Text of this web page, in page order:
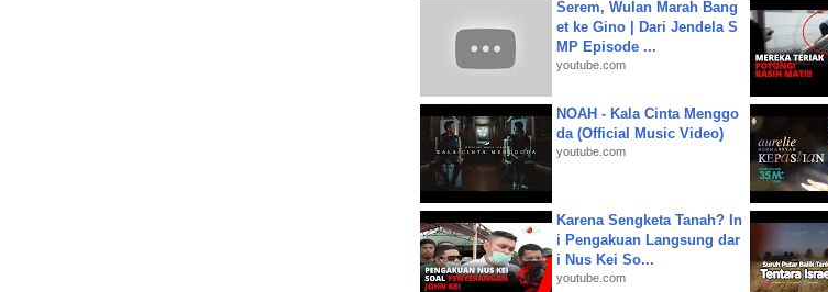
Serem, Wulan Marah Bang
et ke Gino | Dari Jendela S
MP Episode ...
youtube.com
NOAH - Kala Cinta Menggo
da (Official Music Video)
youtube.com
Karena Sengketa Tanah? In
i Pengakuan Langsung dar
i Nus Kei So...
youtube.com